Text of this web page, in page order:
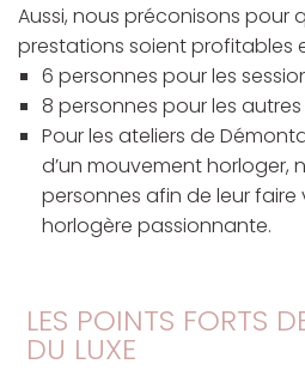
Aussi, nous préconisons pour
prestations soient profitables
6 personnes pour les
8 personnes pour les
Pour les ateliers de
d’un mouvement horloger,
personnes afin de leur faire
horlogère passionnante.
LES POINTS FORTS
DU LUXE